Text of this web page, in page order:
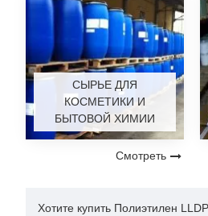
9
Технологическая
11 Запах и привкус
СЫРЬЕ ДЛЯ
КОСМЕТИКИ И
БЫТОВОЙ ХИМИИ
Смотреть
Хотите купить Полиэтилен